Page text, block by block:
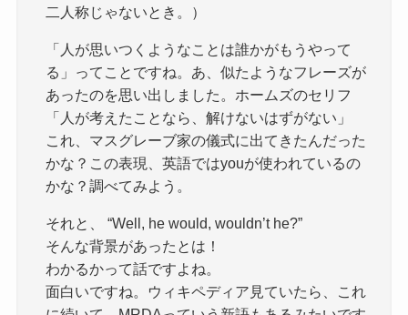
二人称じゃないとき。）
「人が思いつくようなことは誰かがもうやって
る」ってことですね。あ、似たようなフレーズが
あったのを思い出しました。ホームズのセリフ
「人が考えたことなら、解けないはずがない」
これ、マスグレーブ家の儀式に出てきたんだった
かな？この表現、英語ではyouが使われているの
かな？調べてみよう。
それと、 “Well, he would, wouldn’t he?”
そんな背景があったとは！
わかるかって話ですよね。
面白いですね。ウィキペディア見ていたら、これ